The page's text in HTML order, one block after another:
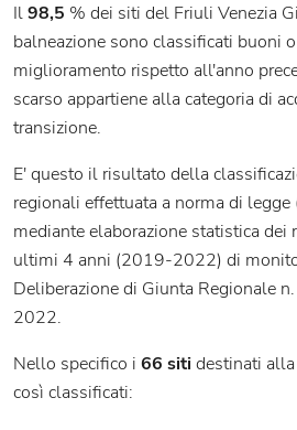
Il98,5 % dei siti del Friuli Venezia
balneazione sono classificati buoni o
miglioramento rispetto all'anno
scarso appartiene alla categoria di
transizione.
E' questo il risultato della
regionali effettuata a norma di
mediante elaborazione statistica
ultimi 4 anni (2019-2022) di
Deliberazione di Giunta Regionale
2022.
Nello specifico i 66 sitidestinati
così classificati: